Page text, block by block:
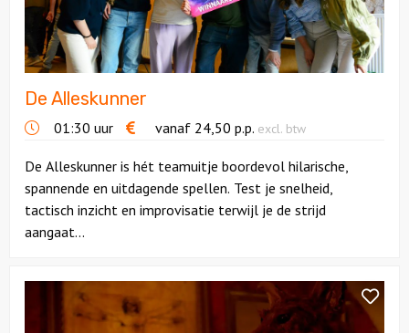
Citygames
Speurtochten
Sportieve activiteiten
Creatieve workshops
De Alleskunner
01:30 uur vanaf 24,50 p.p. excl. btw
De Alleskunner is hét teamuitje boordevol hilarische,
spannende en uitdagende spellen. Test je snelheid,
tactisch inzicht en improvisatie terwijl je de strijd
aangaat...
Bekijk
Escaperoom